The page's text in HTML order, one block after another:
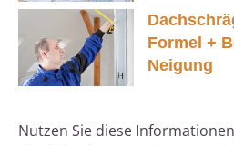
Formel +
Neigung
Nutzen Sie diese